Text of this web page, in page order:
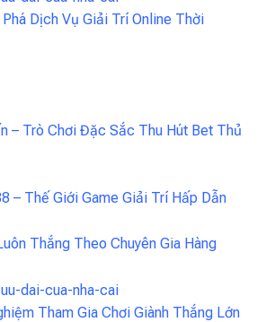
Dịch Vụ Giải Trí Online Thời
– Trò Chơi Đặc Sắc Thu Hút Bet Thủ
– Thế Giới Game Giải Trí Hấp Dẫn
Thắng Theo Chuyên Gia Hàng
Tham Gia Chơi Giành Thắng Lớn